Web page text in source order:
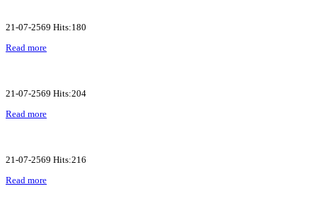
21-07-2569 Hits:180
Read more
21-07-2569 Hits:204
Read more
21-07-2569 Hits:216
Read more